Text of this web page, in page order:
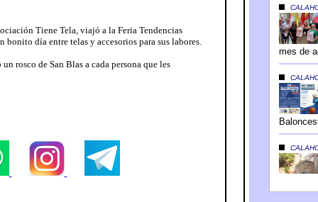
Tiene Tela, viajó a la Feria Tendencias
bonito día entre telas y accesorios para sus labores.
rosco de San Blas a cada persona que les